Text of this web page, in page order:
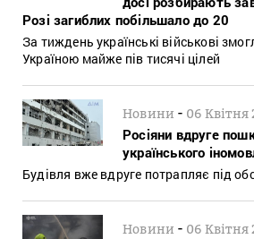
Розі загиблих побільшало до 20
За тиждень українські військові
Україною майже пів тисячі цілей
Новини - 06 Квітня
Росіяни вдруге
українського
Будівля вже вдруге потрапляє під
Новини - 06 Квітня